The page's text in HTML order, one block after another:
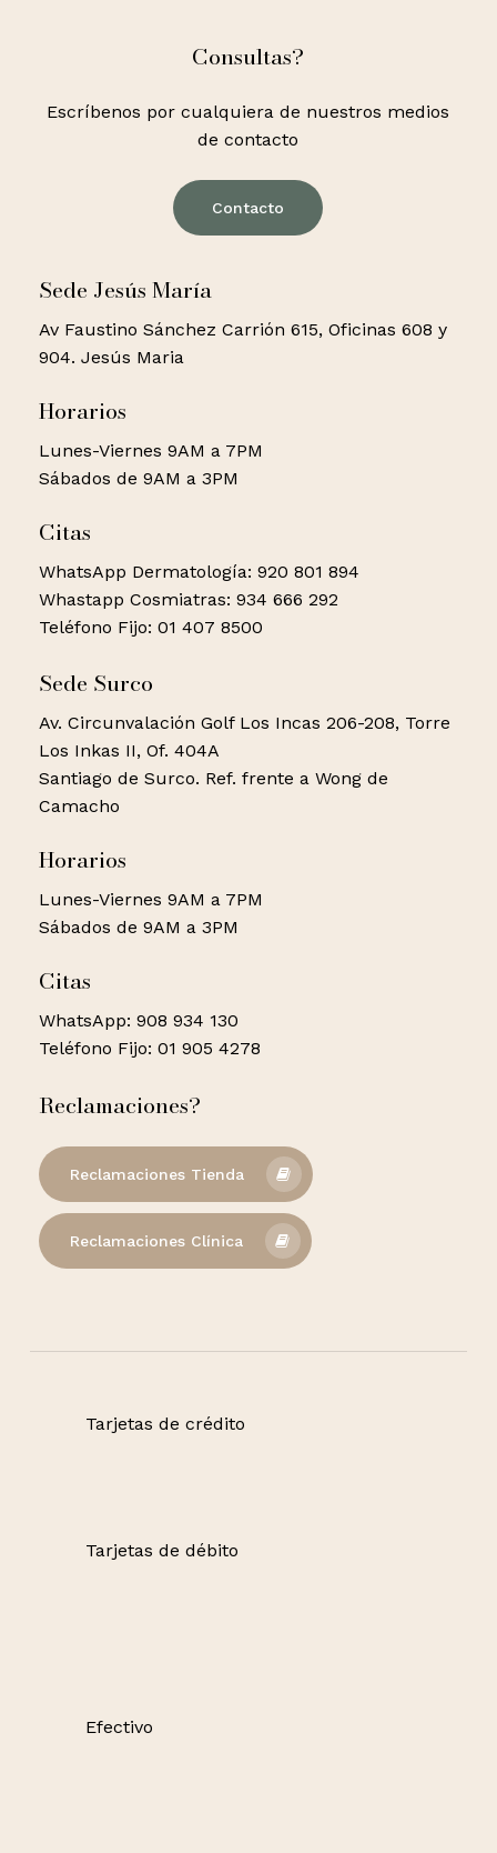
Consultas?
Escríbenos por cualquiera de nuestros medios
de contacto
Contacto
Sede Jesús María
Av Faustino Sánchez Carrión 615, Oficinas 608 y
904. Jesús Maria
Horarios
Lunes-Viernes 9AM a 7PM
Sábados de 9AM a 3PM
Citas
WhatsApp Dermatología: 920 801 894
Whastapp Cosmiatras: 934 666 292
Teléfono Fijo: 01 407 8500
Sede Surco
Av. Circunvalación Golf Los Incas 206-208, Torre
Los Inkas II, Of. 404A
Santiago de Surco. Ref. frente a Wong de
Camacho
Horarios
Lunes-Viernes 9AM a 7PM
Sábados de 9AM a 3PM
Citas
WhatsApp: 908 934 130
Teléfono Fijo: 01 905 4278
Reclamaciones?
Reclamaciones Tienda
Reclamaciones Clínica
Tarjetas de crédito
Tarjetas de débito
Efectivo